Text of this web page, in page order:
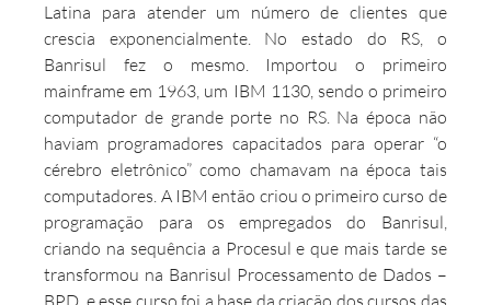
Latina para atender um número de clientes que
crescia exponencialmente. No estado do RS, o
Banrisul fez o mesmo. Importou o primeiro
mainframe em 1963, um IBM 1130, sendo o primeiro
computador de grande porte no RS. Na época não
haviam programadores capacitados para operar “o
cérebro eletrônico” como chamavam na época tais
computadores. A IBM então criou o primeiro curso de
programação para os empregados do Banrisul,
criando na sequência a Procesul e que mais tarde se
transformou na Banrisul Processamento de Dados –